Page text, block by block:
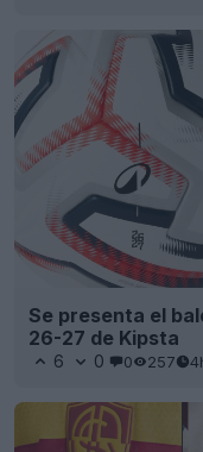
Se presenta el
26-27 de Kipsta
6 0 0 257